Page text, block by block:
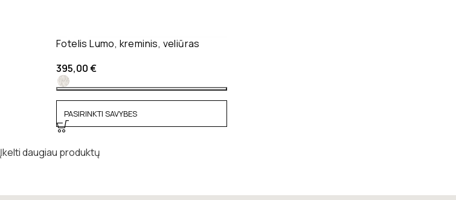
Fotelis Lumo, kreminis, veliūras
395,00€
PASIRINKTI SAVYBES
Įkelti daugiau produktų